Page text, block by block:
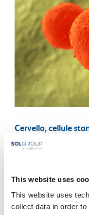
This website uses
This website uses
collect data in order
Cervello, cellule
post-ictus
Continua a leggere